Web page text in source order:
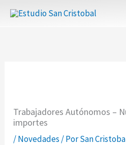
Trabajadores Autónomos –
importes
/Novedades / PorSan